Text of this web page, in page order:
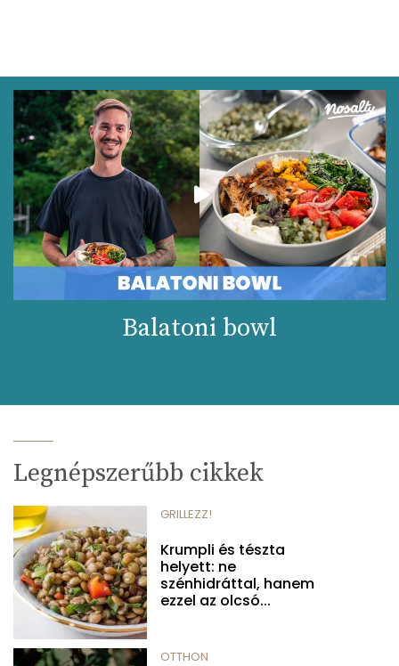
Balatoni bowl
Legnépszerűbb cikkek
GRILLEZZ!
Krumpli és tészta
helyett: ne
szénhidráttal, hanem
ezzel az olcsó...
OTTHON